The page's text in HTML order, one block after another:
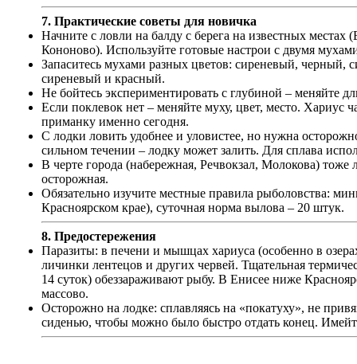
7. Практические советы для новичка
Начните с ловли на балду с берега на известных
Кононово). Используйте готовые настрои с двумя
Запаситесь мухами разных цветов: сиреневый, черный,
сиреневый и красный.
Не бойтесь экспериментировать с глубиной – меняйте
Если поклевок нет – меняйте муху, цвет, место. Хариус
приманку именно сегодня.
С лодки ловить удобнее и уловистее, но нужна
сильном течении – лодку может залить. Для сплава
В черте города (набережная, Речвокзал, Молокова) тоже
осторожная.
Обязательно изучите местные правила рыболовства:
Красноярском крае), суточная норма вылова – 20 штук.
8. Предостережения
Паразиты: в печени и мышцах хариуса (особенно в
личинки лентецов и других червей. Тщательная
14 суток) обеззараживают рыбу. В Енисее ниже
массово.
Осторожно на лодке: сплавляясь на «покатуху», не
сиденью, чтобы можно было быстро отдать конец.